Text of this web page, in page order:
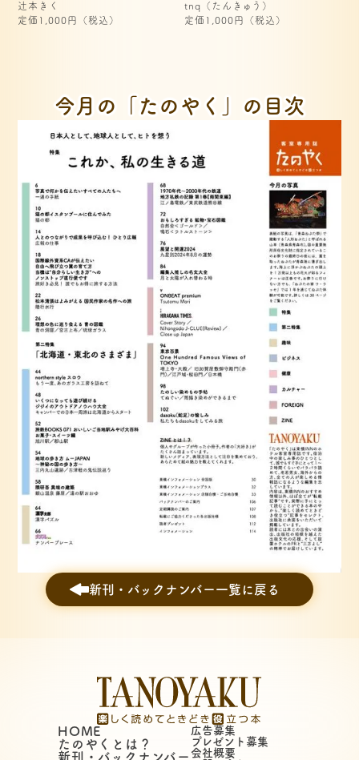
辻本きく
定価1,000円（税込）
tnq（たんきゅう）
定価1,000円（税込）
今月の「たのやく」の目次
新刊・バックナンバー一覧に戻る
HOME
たのやくとは？
新刊・バックナンバー
広告募集
プレゼント募集
会社概要